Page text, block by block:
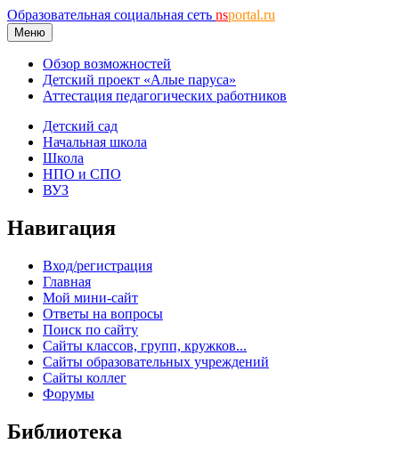
Образовательная социальная сеть nsportal.ru
Меню
Обзор возможностей
Детский проект «Алые паруса»
Аттестация педагогических работников
Детский сад
Начальная школа
Школа
НПО и СПО
ВУЗ
Навигация
Вход/регистрация
Главная
Мой мини-сайт
Ответы на вопросы
Поиск по сайту
Сайты классов, групп, кружков...
Сайты образовательных учреждений
Сайты коллег
Форумы
Библиотека